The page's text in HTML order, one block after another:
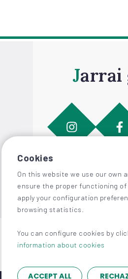
Cookies
On this website we use our own
ensure the proper functioning
apply your configuration
browsing statistics.
You can configure cookies by
information about cookies
ACCEPT ALL